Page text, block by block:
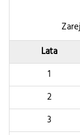
Lata
1
2
3